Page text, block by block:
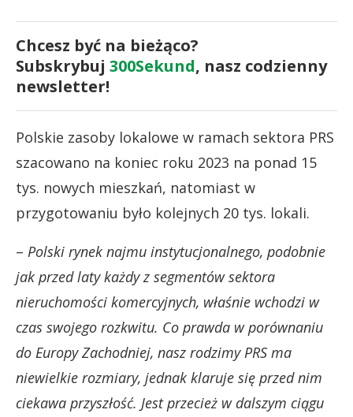
Chcesz być na bieżąco?
Subskrybuj 300Sekund, nasz codzienny
newsletter!
Polskie zasoby lokalowe w ramach sektora PRS
szacowano na koniec roku 2023 na ponad 15
tys. nowych mieszkań, natomiast w
przygotowaniu było kolejnych 20 tys. lokali.
– Polski rynek najmu instytucjonalnego, podobnie
jak przed laty każdy z segmentów sektora
nieruchomości komercyjnych, właśnie wchodzi w
czas swojego rozkwitu. Co prawda w porównaniu
do Europy Zachodniej, nasz rodzimy PRS ma
niewielkie rozmiary, jednak klaruje się przed nim
ciekawa przyszłość. Jest przecież w dalszym ciągu